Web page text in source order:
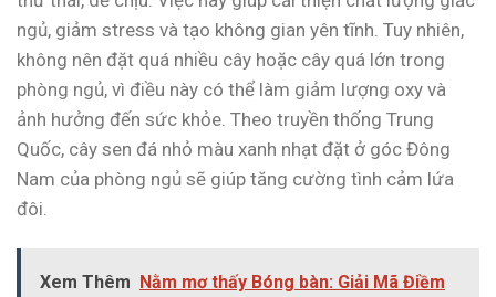
ngủ, giảm stress và tạo không gian yên tĩnh. Tuy nhiên,
không nên đặt quá nhiều cây hoặc cây quá lớn trong
phòng ngủ, vì điều này có thể làm giảm lượng oxy và
ảnh hưởng đến sức khỏe. Theo truyền thống Trung
Quốc, cây sen đá nhỏ màu xanh nhạt đặt ở góc Đông
Nam của phòng ngủ sẽ giúp tăng cường tình cảm lứa
đôi.
Xem Thêm Nằm mơ thấy Bóng bàn: Giải Mã Điềm